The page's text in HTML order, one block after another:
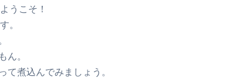
うこそ！
。
ん。
て煮込んでみましょう。